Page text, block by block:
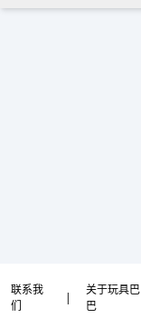
联系我
们
|
关于玩具巴
巴